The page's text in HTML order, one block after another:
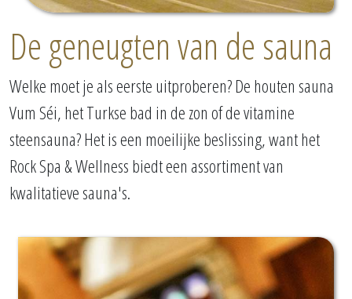
De geneugten van de sauna
Welke moet je als eerste uitproberen? De houten sauna
Vum Séi, het Turkse bad in de zon of de vitamine
steensauna? Het is een moeilijke beslissing, want het
Rock Spa & Wellness biedt een assortiment van
kwalitatieve sauna's.